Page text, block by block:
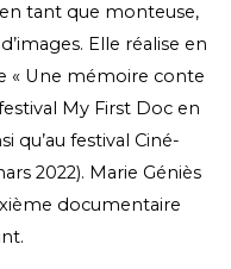
tant que monteuse,
Elle réalise en
« Une mémoire conte
My First Doc en
qu’au festival Ciné-
2022). Marie Géniès
documentaire